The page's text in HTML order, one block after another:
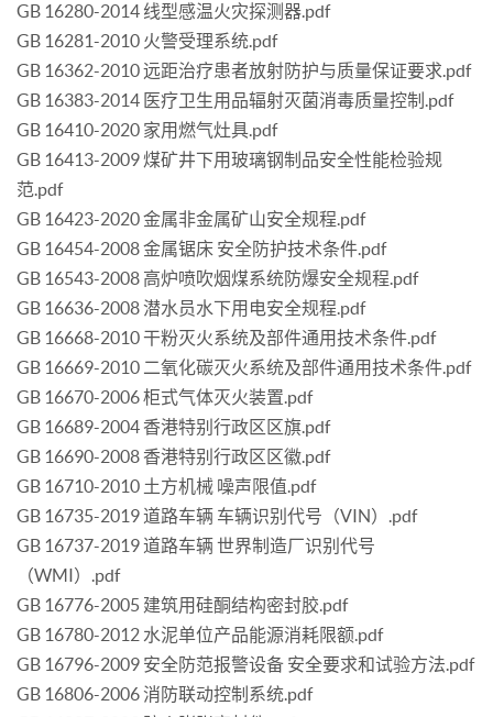
GB 16280-2014 线型感温火灾探测器.pdf
GB 16281-2010 火警受理系统.pdf
GB 16362-2010 远距治疗患者放射防护与质量保证要求.pdf
GB 16383-2014 医疗卫生用品辐射灭菌消毒质量控制.pdf
GB 16410-2020 家用燃气灶具.pdf
GB 16413-2009 煤矿井下用玻璃钢制品安全性能检验规
范.pdf
GB 16423-2020 金属非金属矿山安全规程.pdf
GB 16454-2008 金属锯床 安全防护技术条件.pdf
GB 16543-2008 高炉喷吹烟煤系统防爆安全规程.pdf
GB 16636-2008 潜水员水下用电安全规程.pdf
GB 16668-2010 干粉灭火系统及部件通用技术条件.pdf
GB 16669-2010 二氧化碳灭火系统及部件通用技术条件.pdf
GB 16670-2006 柜式气体灭火装置.pdf
GB 16689-2004 香港特别行政区区旗.pdf
GB 16690-2008 香港特别行政区区徽.pdf
GB 16710-2010 土方机械 噪声限值.pdf
GB 16735-2019 道路车辆 车辆识别代号（VIN）.pdf
GB 16737-2019 道路车辆 世界制造厂识别代号
（WMI）.pdf
GB 16776-2005 建筑用硅酮结构密封胶.pdf
GB 16780-2012 水泥单位产品能源消耗限额.pdf
GB 16796-2009 安全防范报警设备 安全要求和试验方法.pdf
GB 16806-2006 消防联动控制系统.pdf